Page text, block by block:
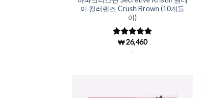
이 컬러렌즈 Crush Brown (10개들
이)
5 중에서
로 평
₩26,460